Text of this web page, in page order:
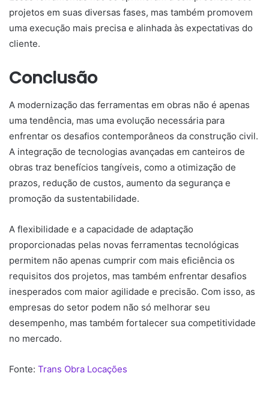
projetos em suas diversas fases, mas também promovem
uma execução mais precisa e alinhada às expectativas do
cliente.
Conclusão
A modernização das ferramentas em obras não é apenas
uma tendência, mas uma evolução necessária para
enfrentar os desafios contemporâneos da construção civil.
A integração de tecnologias avançadas em canteiros de
obras traz benefícios tangíveis, como a otimização de
prazos, redução de custos, aumento da segurança e
promoção da sustentabilidade.
A flexibilidade e a capacidade de adaptação
proporcionadas pelas novas ferramentas tecnológicas
permitem não apenas cumprir com mais eficiência os
requisitos dos projetos, mas também enfrentar desafios
inesperados com maior agilidade e precisão. Com isso, as
empresas do setor podem não só melhorar seu
desempenho, mas também fortalecer sua competitividade
no mercado.
Fonte: Trans Obra Locações